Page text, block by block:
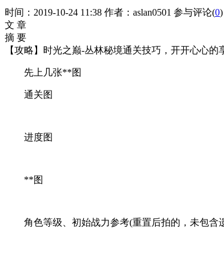
时间：2019-10-24 11:38 作者：aslan0501 参与评论(0)
文 章
摘 要
【攻略】时光之巅-丛林秘境通关技巧，开开心心的
先上几张**图
通关图
进度图
**图
角色等级、初始战力参考(重置后拍的，未包含